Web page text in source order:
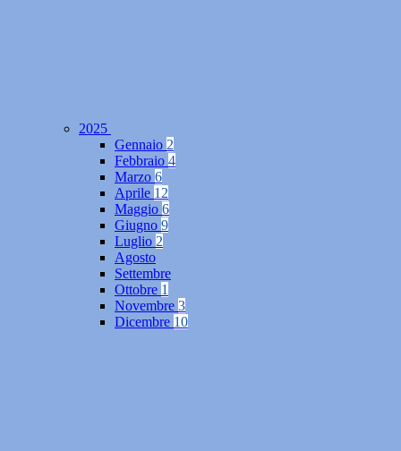
2025
Gennaio 2
Febbraio 4
Marzo 6
Aprile 12
Maggio 6
Giugno 9
Luglio 2
Agosto
Settembre
Ottobre 1
Novembre 3
Dicembre 10